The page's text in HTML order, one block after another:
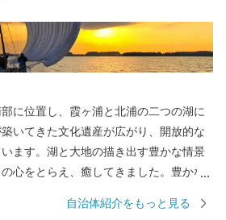
に位置し、霞ヶ浦と北浦の二つの湖に
いてきた文化遺産が広がり、開放的な
ます。湖と大地の描き出す豊かな情景
心をとらえ、癒してきました。豊かな
お礼の品・証明
自治体紹介をもっと見る